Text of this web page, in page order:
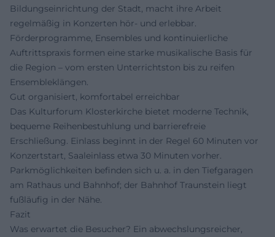
Bildungseinrichtung der Stadt, macht ihre Arbeit
regelmäßig in Konzerten hör- und erlebbar.
Förderprogramme, Ensembles und kontinuierliche
Auftrittspraxis formen eine starke musikalische Basis für
die Region – vom ersten Unterrichtston bis zu reifen
Ensembleklängen.
Gut organisiert, komfortabel erreichbar
Das Kulturforum Klosterkirche bietet moderne Technik,
bequeme Reihenbestuhlung und barrierefreie
Erschließung. Einlass beginnt in der Regel 60 Minuten vor
Konzertstart, Saaleinlass etwa 30 Minuten vorher.
Parkmöglichkeiten befinden sich u. a. in den Tiefgaragen
am Rathaus und Bahnhof; der Bahnhof Traunstein liegt
fußläufig in der Nähe.
Fazit
Was erwartet die Besucher? Ein abwechslungsreicher,